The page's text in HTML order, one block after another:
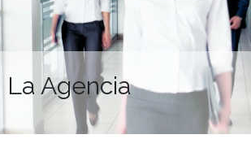
La Agencia